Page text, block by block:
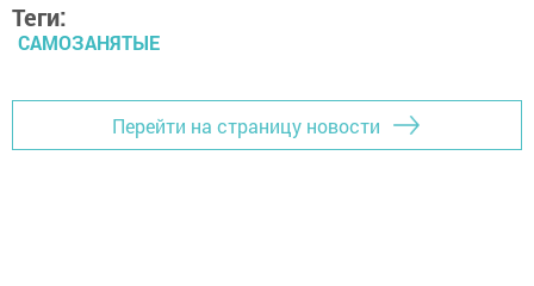
Теги:
САМОЗАНЯТЫЕ
Перейти на страницу новости